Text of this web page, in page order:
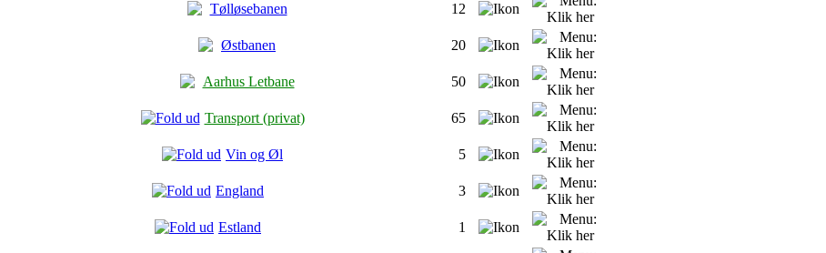
Tølløsebanen 12
Østbanen 20
Aarhus Letbane 50
Transport (privat) 65
Vin og Øl 5
England 3
Estland 1